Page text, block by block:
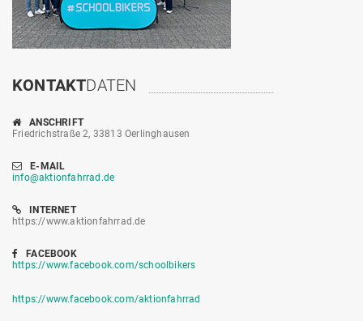
KONTAKTDATEN
ANSCHRIFT
Friedrichstraße 2, 33813 Oerlinghausen
E-MAIL
info@aktionfahrrad.de
INTERNET
https://www.aktionfahrrad.de
FACEBOOK
https://www.facebook.com/schoolbikers
https://www.facebook.com/aktionfahrrad